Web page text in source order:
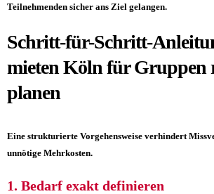
Teilnehmenden sicher ans Ziel gelangen.
Schritt-für-Schritt-
mieten Köln für Gruppen
planen
Eine strukturierte Vorgehensweise verhindert
unnötige Mehrkosten.
1. Bedarf exakt definieren